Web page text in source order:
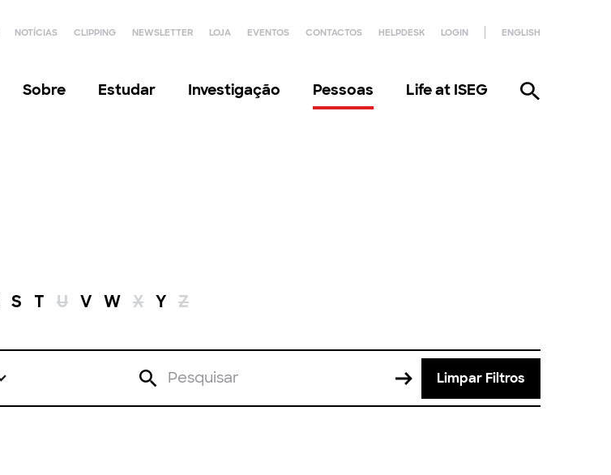
NOTÍCIAS CLIPPING NEWSLETTER LOJA EVENTOS CONTACTOS HELPDESK LOGIN ENGLISH
Sobre Estudar Investigação Pessoas Life at ISEG
S T U V W X Y Z
Limpar Filtros